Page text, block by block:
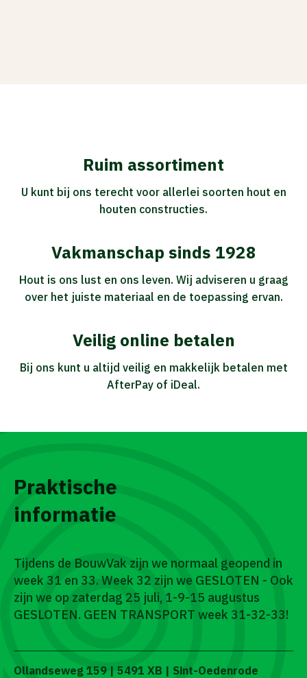
Ruim assortiment
U kunt bij ons terecht voor allerlei soorten hout en
houten constructies.
Vakmanschap sinds 1928
Hout is ons lust en ons leven. Wij adviseren u graag
over het juiste materiaal en de toepassing ervan.
Veilig online betalen
Bij ons kunt u altijd veilig en makkelijk betalen met
AfterPay of iDeal.
Praktische
informatie
Tijdens de BouwVak zijn we normaal geopend in
week 31 en 33. Week 32 zijn we GESLOTEN - Ook
zijn we op zaterdag 25 juli, 1-9-15 augustus
GESLOTEN. GEEN TRANSPORT week 31-32-33!
Ollandseweg 159 | 5491 XB | Sint-Oedenrode